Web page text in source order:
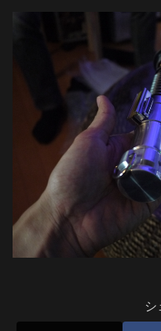
シ